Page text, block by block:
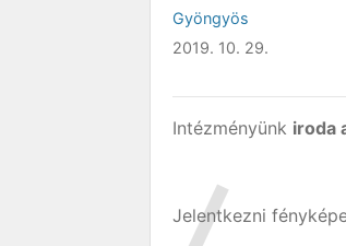
Gyöngyös
2019. 10. 29.
Intézményünk iroda
Jelentkezni